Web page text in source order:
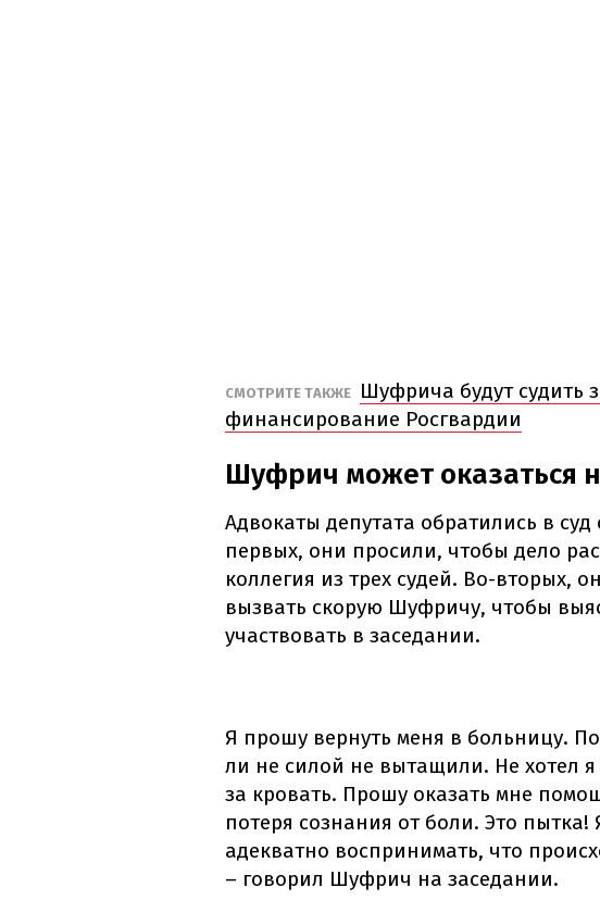
СМОТРИТЕ ТАКЖЕ
Шуфрича будут судить
финансирование Росгвардии
Шуфрич может оказаться
Адвокаты депутата обратились в
первых, они просили, чтобы дело
коллегия из трех судей. Во-вторых,
вызвать скорую Шуфричу, чтобы
участвовать в заседании.
Я прошу вернуть меня в больницу.
ли не силой не вытащили. Не хотел я
за кровать. Прошу оказать мне
потеря сознания от боли. Это пытка!
адекватно воспринимать, что
– говорил Шуфрич на заседании.